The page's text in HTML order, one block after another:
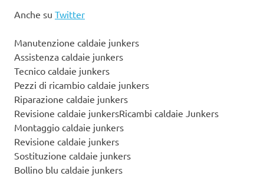
Anche su Twitter
Manutenzione caldaie junkers
Assistenza caldaie junkers
Tecnico caldaie junkers
Pezzi di ricambio caldaie junkers
Riparazione caldaie junkers
Revisione caldaie junkersRicambi caldaie Junkers
Montaggio caldaie junkers
Revisione caldaie junkers
Sostituzione caldaie junkers
Bollino blu caldaie junkers